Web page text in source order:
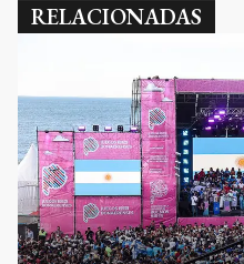
RELACIONADAS